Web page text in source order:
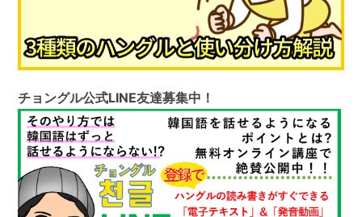
チョングル公式LINE友達募集中！